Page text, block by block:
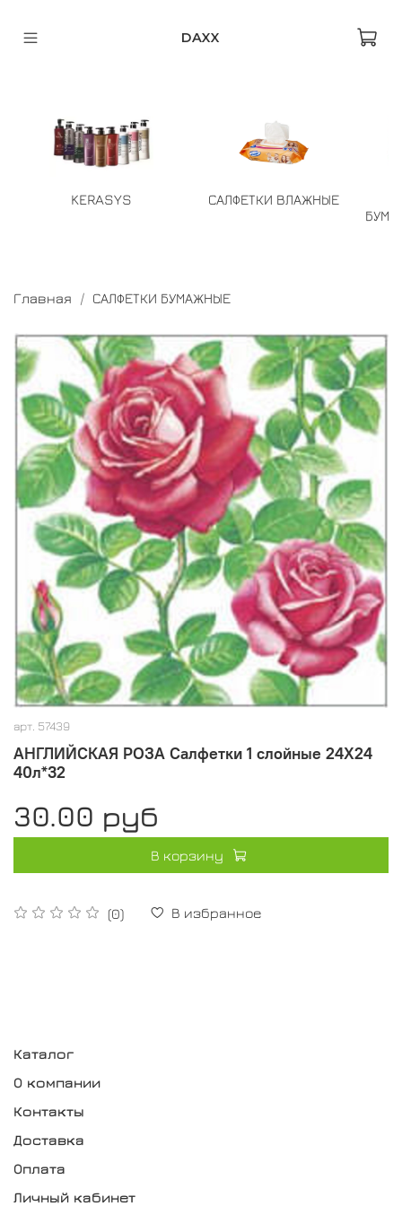
DAXX
KERASYS
САЛФЕТКИ ВЛАЖНЫЕ
Главная САЛФЕТКИ БУМАЖНЫЕ
арт. 57439
АНГЛИЙСКАЯ РОЗА Салфетки 1 слойные 24Х24
40л*32
(0) В избранное
30.00 руб
В корзину
Каталог
О компании
Контакты
Доставка
Оплата
Личный кабинет